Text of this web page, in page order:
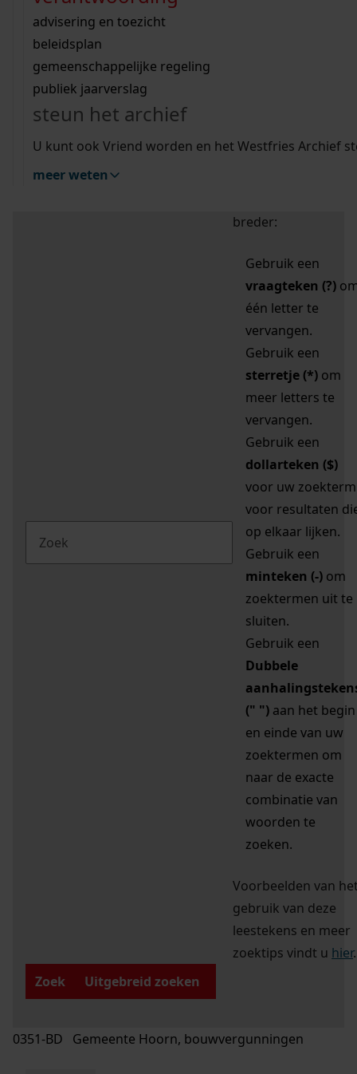
bouwvergunningen
omgevingsvergunningen
vergunningen
beeld en geluid
uitleg nodig?
Wij helpen u op weg met een aantal zoektips.
bekijk alle zoektips
Wij helpen u op weg met een aantal zoektips.
bekijk alle zoektips
bekijk ons geschiedenislokaal
advisering en toezicht
beleidsplan
gemeenschappelijke regeling
publiek jaarverslag
steun het archief
U kunt ook Vriend worden en het Westfries Archief
meer weten
zoektips
Mijn Studiezaal (inloggen)
uw zoekopdracht te
breder:
Gebruik een
vraagteken (?)
één letter te
vervangen.
Gebruik een
sterretje (*) om
meer letters te
vervangen.
Gebruik een
dollarteken ($)
voor uw zoekterm
voor resultaten
op elkaar lijken.
Gebruik een
minteken (-) om
zoektermen uit te
sluiten.
Gebruik een
Dubbele
(" ") aan het begin
en einde van uw
zoektermen om
naar de exacte
combinatie van
woorden te
zoeken.
Voorbeelden van
gebruik van deze
leestekens en meer
zoektips vindt u hier.
Zoek
Uitgebreid zoeken
0351-BD Gemeente Hoorn, bouwvergunningen